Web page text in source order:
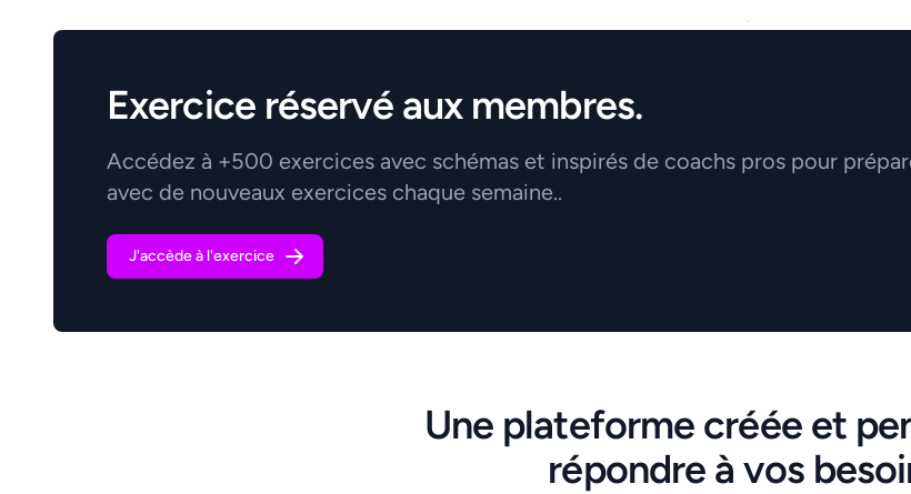
.
Exercice réservé aux membres.
Accédez à +500 exercices avec schémas et inspirés de coachs pros pour
avec de nouveaux exercices chaque semaine..
J'accède à l'exercice
Une plateforme créée et
répondre à vos